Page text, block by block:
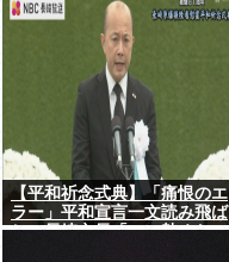
【平和祈念式典】「痛恨のエ
ラー」平和宣言一文読み飛ば
し…長崎市長「つい熱くなっ